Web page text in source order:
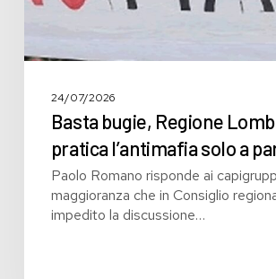
24/07/2026
Basta bugie, Regione
pratica l’antimafia solo a
Paolo Romano risponde ai
maggioranza che in Consiglio
impedito la discussione…